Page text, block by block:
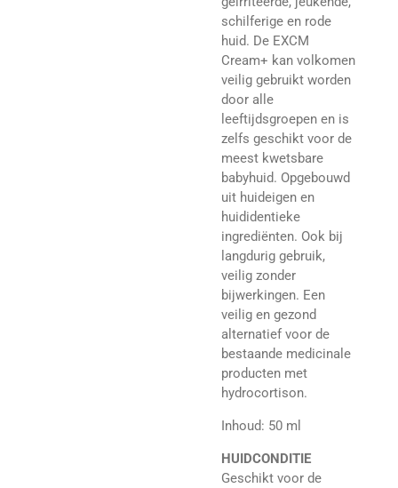
schilferige en rode
huid. De EXCM
Cream+ kan volkomen
veilig gebruikt worden
door alle
leeftijdsgroepen en is
zelfs geschikt voor de
meest kwetsbare
babyhuid. Opgebouwd
uit huideigen en
huididentieke
ingrediënten. Ook bij
langdurig gebruik,
veilig zonder
bijwerkingen. Een
veilig en gezond
alternatief voor de
bestaande medicinale
producten met
hydrocortison.
Inhoud: 50 ml
HUIDCONDITIE
Geschikt voor de